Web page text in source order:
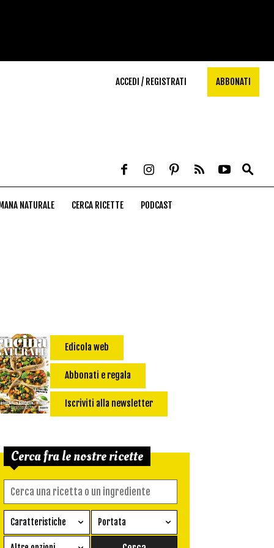
ACCEDI / REGISTRATI ABBONATI
NATURALE CERCA RICETTE PODCAST
Edicola web
Abbonati e regala
Iscriviti alla newsletter
Cerca fra le nostre ricette
Caratteristiche
Ricetta vegetariana
Portata
Antipasto